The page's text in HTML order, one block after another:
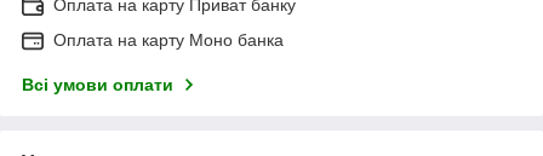
Оплата на карту Приват банку
Оплата на карту Моно банка
Всі умови оплати